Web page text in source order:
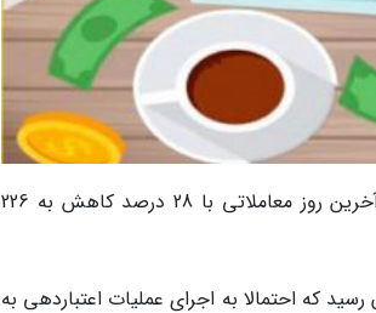
به گزارش حجم معاملات خرد اوراق بدهی دولتی در بازار ثانویه نسبت به آخرین روز معاملاتی با 28 درصد کاهش به 226
در بازار ثانویه به 9 هزار میلیارد تومان رسید که احتمالا به اجرای عملیات اعتباردهی به